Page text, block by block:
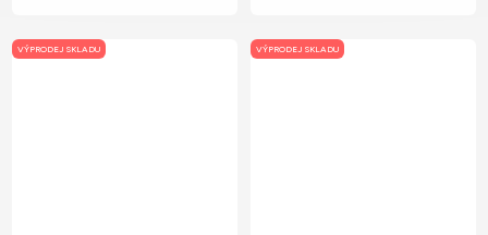
VÝPRODEJ SKLADU VÝPRODEJ SKLADU